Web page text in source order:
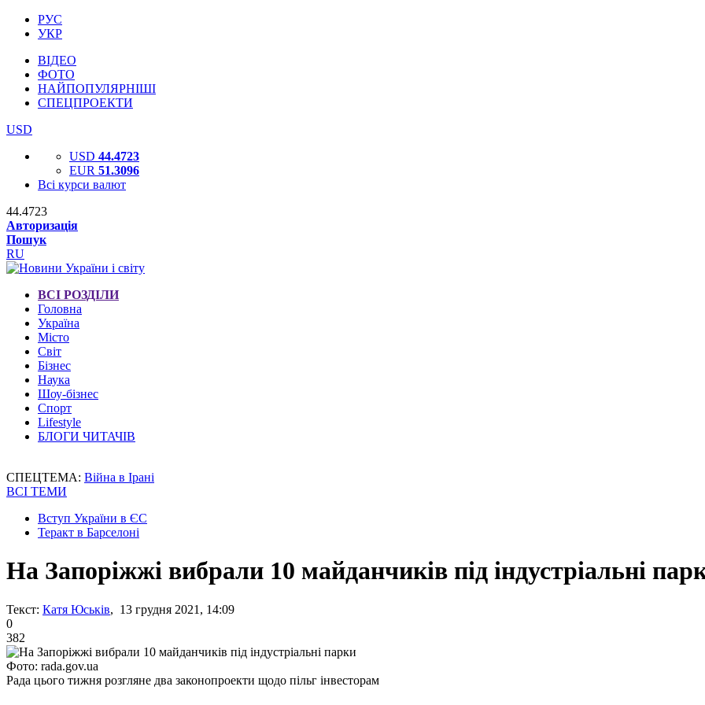
РУС
УКР
ВІДЕО
ФОТО
НАЙПОПУЛЯРНІШІ
СПЕЦПРОЕКТИ
USD
USD 44.4723
EUR 51.3096
Всі курси валют
44.4723
Авторизація
Пошук
RU
ВСІ РОЗДІЛИ
Головна
Україна
Місто
Світ
Бізнес
Наука
Шоу-бізнес
Спорт
Lifestyle
БЛОГИ ЧИТАЧІВ
СПЕЦТЕМА: Війна в Ірані
ВСІ ТЕМИ
Вступ України в ЄС
Теракт в Барселоні
На Запоріжжі вибрали 10 майданчиків під індустріальні
Текст: Катя Юськів, 13 грудня 2021, 14:09
0
382
Фото: rada.gov.ua
Рада цього тижня розгляне два законопроекти щодо пільг інвесторам